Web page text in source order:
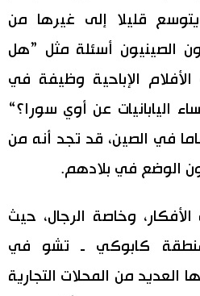
يتوسع قليلا إلى غيرها من
الصينيون أسئلة مثل ”هل
الإباحية وظيفة في
اليابانيات عن أوي سورا؟“
في الصين، قد تجد أنه من
الوضع في بلادهم.
وخاصة الرجال، حيث
منطقة كابوكي ـ تشو في
العديد من المحلات التجارية